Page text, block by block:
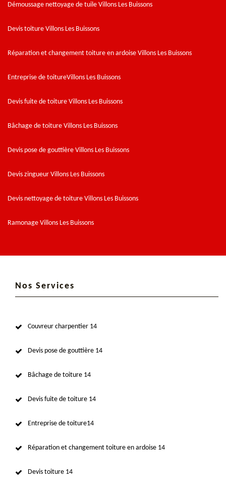
Démoussage nettoyage de tuile Villons Les Buissons
Devis toiture Villons Les Buissons
Réparation et changement toiture en ardoise Villons Les Buissons
Entreprise de toitureVillons Les Buissons
Devis fuite de toiture Villons Les Buissons
Bâchage de toiture Villons Les Buissons
Devis pose de gouttière Villons Les Buissons
Devis zingueur Villons Les Buissons
Devis nettoyage de toiture Villons Les Buissons
Ramonage Villons Les Buissons
Nos Services
Couvreur charpentier 14
Devis pose de gouttière 14
Bâchage de toiture 14
Devis fuite de toiture 14
Entreprise de toiture14
Réparation et changement toiture en ardoise 14
Devis toiture 14